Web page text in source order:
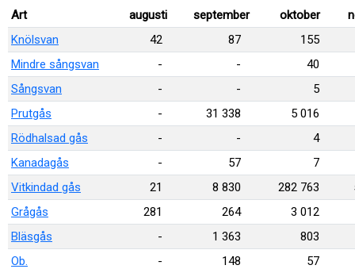
Art augusti september oktober
Knölsvan
42 87
155
Mindre sångsvan
- -
40
Sångsvan
- -
5
Prutgås
- 31 338
5 016
Rödhalsad gås
- -
4
Kanadagås
- 57
7
Vitkindad gås
21 8 830 282 763
Grågås
281 264
3 012
Bläsgås
- 1 363
803
Ob.
- 148 57